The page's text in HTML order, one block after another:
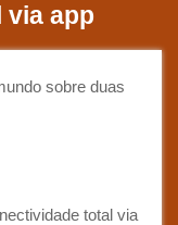
app
sobre duas
total via